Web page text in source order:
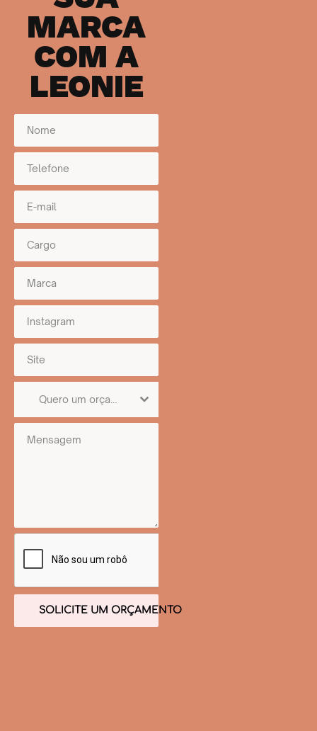
MARCA
COM A
LEONIE
SOLICITE UM ORÇAMENTO